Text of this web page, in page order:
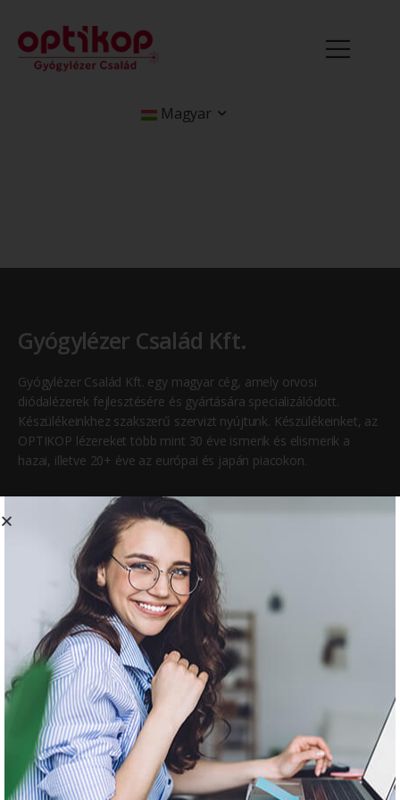
Magyar
Gyógylézer Család Kft.
Gyógylézer Család Kft. egy magyar cég, amely orvosi
diódalézerek fejlesztésére és gyártására specializálódott.
Készülékeinkhez szakszerű szervizt nyújtunk. Készülékeinket, az
OPTIKOP lézereket több mint 30 éve ismerik és elismerik a
hazai, illetve 20+ éve az európai és japán piacokon.
Főbb üzletágaink
Medlaser
Lágylézer az orvosi gyakorlatban: bőrgyógyászat, sportorvoslás,
fizikoterápia, reumatológia, akupunktúra, gyermekgyógyászat,
fül-orr-gégészet
Dentlaser
Lágylézer a fogászati gyakorlatban
Vetlaser
Lágylézer az állatgyógyászatban